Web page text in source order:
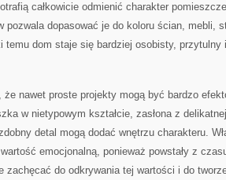
całkowicie odmienić charakter
pozwala dopasować je do koloru ścian, mebli,
temu dom staje się bardziej osobisty, przytulny
że nawet proste projekty mogą być bardzo
w nietypowym kształcie, zasłona z
detal mogą dodać wnętrzu charakteru.
emocjonalną, ponieważ powstały z
zachęcać do odkrywania tej wartości i do